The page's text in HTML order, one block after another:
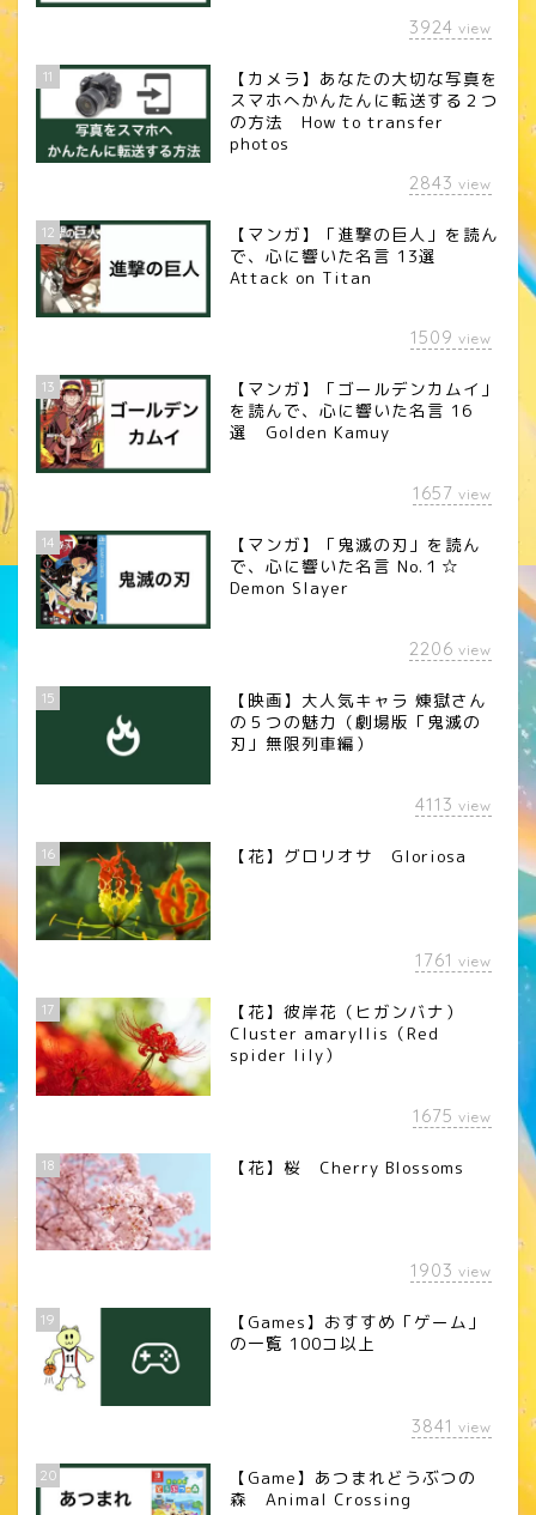
3924 view
11
【カメラ】あなたの大切な写真を
スマホへかんたんに転送する２つ
の方法 How to transfer
photos
2843 view
12
【マンガ】「進撃の巨人」を読ん
で、心に響いた名言 13選
Attack on Titan
1509 view
13
【マンガ】「ゴールデンカムイ」
を読んで、心に響いた名言 16
選 Golden Kamuy
1657 view
14
【マンガ】「鬼滅の刃」を読ん
で、心に響いた名言 No.１☆
Demon Slayer
2206 view
15
【映画】大人気キャラ 煉󠄁獄さん
の５つの魅力（劇場版「鬼滅の
刃」無限列車編）
4113 view
16 【花】グロリオサ Gloriosa
1761 view
17
【花】彼岸花（ヒガンバナ）
Cluster amaryllis（Red
spider lily）
1675 view
18 【花】桜 Cherry Blossoms
1903 view
19
【Games】おすすめ「ゲーム」
の一覧 100コ以上
3841 view
20
【Game】あつまれどうぶつの
森 Animal Crossing